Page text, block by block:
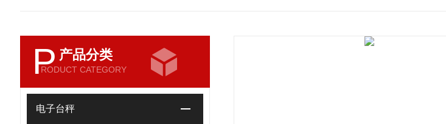
P 产品分类
RODUCT CATEGORY
电子台秤